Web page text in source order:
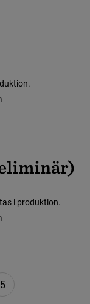
i produktion.
5